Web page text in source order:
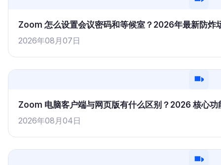
Zoom 怎么设置会议密码和等候室？2026年最新防炸
2026年08月07日
Zoom 电脑客户端与网页版有什么区别？2026 核心功
2026年08月04日